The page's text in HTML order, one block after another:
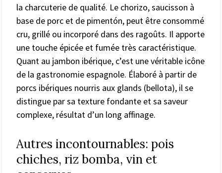
la charcuterie de qualité. Le chorizo, saucisson à
base de porc et de pimentón, peut être consommé
cru, grillé ou incorporé dans des ragoûts. Il apporte
une touche épicée et fumée très caractéristique.
Quant au jambon ibérique, c’est une véritable icône
de la gastronomie espagnole. Élaboré à partir de
porcs ibériques nourris aux glands (bellota), il se
distingue par sa texture fondante et sa saveur
complexe, résultat d’un long affinage.
Autres incontournables: pois
chiches, riz bomba, vin et